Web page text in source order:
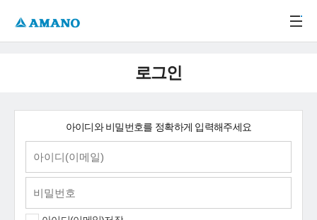
로그인
아이디와 비밀번호를 정확하게 입력해주세요